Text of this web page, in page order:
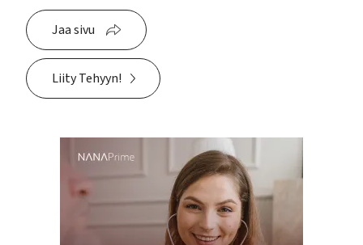
Jaa sivu
Liity Tehyyn!